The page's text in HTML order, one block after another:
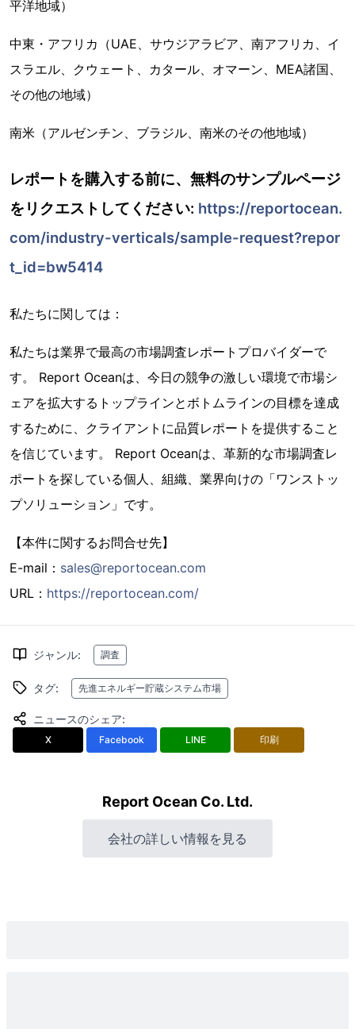
平洋地域）
中東・アフリカ（UAE、サウジアラビア、南アフリカ、イ
スラエル、クウェート、カタール、オマーン、MEA諸国、
その他の地域）
南米（アルゼンチン、ブラジル、南米のその他地域）
レポートを購入する前に、無料のサンプルページ
をリクエストしてください: https://reportocean.
com/industry-verticals/sample-request?repor
t_id=bw5414
私たちに関しては：
私たちは業界で最高の市場調査レポートプロバイダーで
す。 Report Oceanは、今日の競争の激しい環境で市場シ
ェアを拡大するトップラインとボトムラインの目標を達成
するために、クライアントに品質レポートを提供すること
を信じています。 Report Oceanは、革新的な市場調査レ
ポートを探している個人、組織、業界向けの「ワンストッ
プソリューション」です。
【本件に関するお問合せ先】
E-mail： sales@reportocean.com
URL： https://reportocean.com/
ジャンル: 調査
タグ: 先進エネルギー貯蔵システム市場
ニュースのシェア:
X Facebook LINE 印刷
Report Ocean Co. Ltd.
会社の詳しい情報を見る